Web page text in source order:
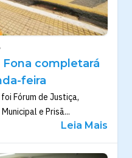
completará
feira
Fórum de Justiça,
e Prisã...
Leia Mais